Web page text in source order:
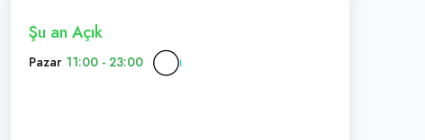
Şu an Açık
Pazar 11:00 - 23:00